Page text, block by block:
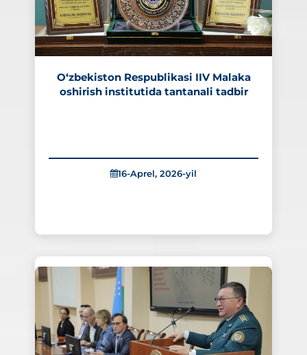
O‘zbekiston Respublikasi IIV Malaka
oshirish institutida tantanali tadbir
16-Aprel, 2026-yil